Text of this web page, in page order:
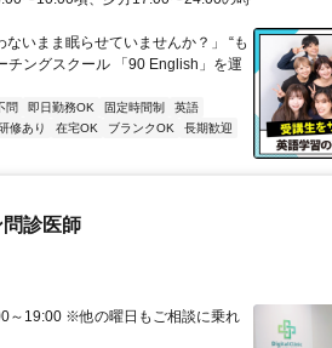
いまま眠らせていませんか？」 “も
チングスクール 「90 English」を運
問 即日勤務OK 固定時間制
英語
修あり 在宅OK ブランクOK
長期歓迎
問診医師
～19:00 ※他の曜日もご相談に乗れ